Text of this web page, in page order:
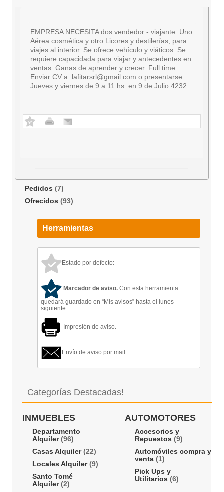
EMPRESA NECESITA dos vendedor - viajante: Uno
Aérea cosmética y otro Licores y destilerías, para
viajes al interior. Se ofrece vehículo y viáticos. Se
requiere capacidada para viajar y antecedentes en
ventas. Ganas de aprender y crecer. Full time.
Enviar CV a: lafitarsrl@gmail.com o presentarse
Jueves y viernes de 9 a 11 hs. en 9 de Julio 4232
Pedidos (7)
Ofrecidos (93)
Herramientas
Estado por defecto:
Marcador de aviso. Con esta herramienta
quedará guardado en “Mis avisos” hasta el lunes
siguiente.
Impresión de aviso.
Envío de aviso por mail.
Categorías Destacadas!
INMUEBLES
Departamento
Alquiler(96)
Casas Alquiler(22)
Locales Alquiler(9)
Santo Tomé
Alquiler(2)
AUTOMOTORES
Accesorios y
Repuestos (9)
Automóviles compra y
venta (1)
Pick Ups y
Utilitarios (6)